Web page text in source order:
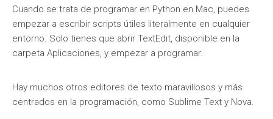
Cuando se trata de programar en Python en Mac, puedes
empezar a escribir scripts útiles literalmente en cualquier
entorno. Solo tienes que abrir TextEdit, disponible en la
carpeta Aplicaciones, y empezar a programar.
Hay muchos otros editores de texto maravillosos y más
centrados en la programación, como Sublime Text y Nova.